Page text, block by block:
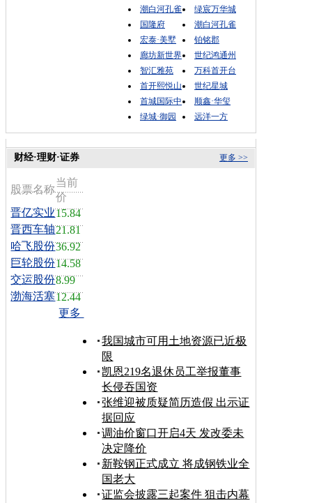
潮白河孔雀
绿宸万华城
国隆府
潮白河孔雀
宏泰·美墅
铂铭郡
廊坊新世界
世纪鸿通州
智汇雅苑
万科首开台
首开熙悦山
世纪星城
首城国际中
顺鑫·华玺
绿城·御园
远洋一方
更多 >>
财经·理财·证券
股票名称
当前
价
晋亿实业15.84
晋西车轴21.81
哈飞股份36.92
巨轮股份14.58
交运股份8.99
渤海活塞12.44
更多
我国城市可用土地资源已近极
限
凯恩219名退休员工举报董事
长侵吞国资
张维迎被质疑简历造假 出示证
据回应
调油价窗口开启4天 发改委未
决定降价
新鞍钢正式成立 将成钢铁业全
国老大
证监会披露三起案件 狙击内幕